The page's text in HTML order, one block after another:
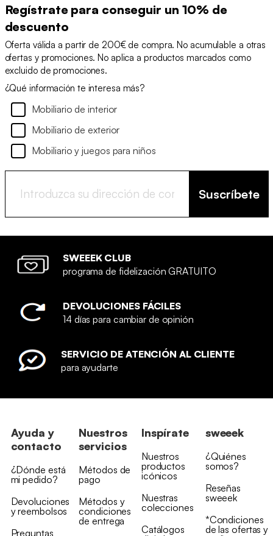
Regístrate para conseguir un 10% de
descuento
Oferta válida a partir de 200€ de compra. No acumulable a otras
ofertas y promociones. No aplica a productos marcados como
excluido de promociones.
¿Qué información te interesa más?
Mobiliario de interior
Mobiliario de exterior
Mobiliario y juegos para niños
Suscríbete
SWEEEK CLUB
programa de fidelización GRATUITO
DEVOLUCIONES FÁCILES
14 días para cambiar de opinión
SERVICIO DE ATENCIÓN AL CLIENTE
para ayudarte
Ayuda y
contacto
¿Dónde está
mi pedido?
Devoluciones
y reembolsos
Preguntas
Nuestros
servicios
Métodos de
pago
Métodos y
condiciones
de entrega
Inspírate
Nuestros
productos
icónicos
Nuestras
colecciones
Catálogos
sweeek
¿Quiénes
somos?
Reseñas
sweeek
*Condiciones
de las ofertas y